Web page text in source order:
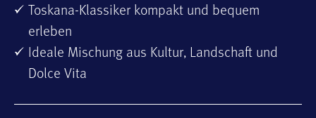
Toskana-Klassiker kompakt und bequem
erleben
Ideale Mischung aus Kultur, Landschaft und
Dolce Vita